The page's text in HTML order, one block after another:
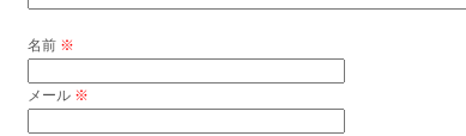
名前 ※
メール ※